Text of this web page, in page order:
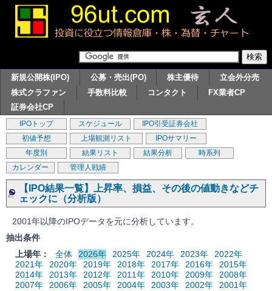
新規公開株(IPO) 公募・売出(PO) 株主優待
立会外分売
株式クラファン
手数料比較 コンタクト
FX業者CP
証券会社CP
IPOトップ スケジュール
IPO引受証券会社
初値予想
上場観測リスト
IPOサマリー
年度別
結果リスト 結果分析
時系列
カレンダー
管理人戦績
【IPO結果一覧】上昇率、損益、その後の値動きなどチ
ェックに（分析版）
2001年以降のIPOデータを元に分析しています。
抽出条件
上場年：
全体 2026年 2025年 2024年 2023年
2022年
2021年
2020年 2019年 2018年 2017年 2016年
2015年
2014年
2013年 2012年 2011年 2010年 2009年
2008年
2007年
2006年 2005年 2004年 2003年 2002年
2001年